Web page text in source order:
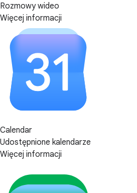
Rozmowy wideo
Więcej informacji
Calendar
Udostępnione kalendarze
Więcej informacji